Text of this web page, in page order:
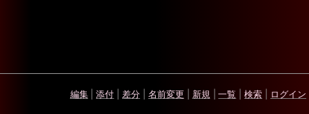
編集 添付 差分 名前変更 新規 一覧 検索 ログイン